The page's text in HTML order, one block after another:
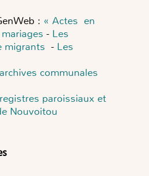
: « Actes en
- Les
migrants - Les
communales
paroissiaux et
Nouvoitou